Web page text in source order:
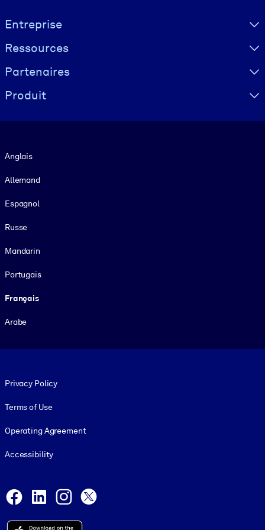
Visually hidden Text
Entreprise
Ressources
Partenaires
Produit
Anglais
Allemand
Espagnol
Russe
Mandarin
Portugais
Français
Arabe
Privacy Policy
Terms of Use
Operating Agreement
Accessibility
Facebook
LinkedInInstagram